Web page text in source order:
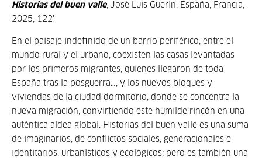
Historias del buen valle, José Luis Guerín, España, Francia,
2025, 122'
En el paisaje indefinido de un barrio periférico, entre el
mundo rural y el urbano, coexisten las casas levantadas
por los primeros migrantes, quienes llegaron de toda
España tras la posguerra…, y los nuevos bloques y
viviendas de la ciudad dormitorio, donde se concentra la
nueva migración, convirtiendo este humilde rincón en una
auténtica aldea global. Historias del buen valle es una suma
de imaginarios, de conflictos sociales, generacionales e
identitarios, urbanísticos y ecológicos; pero es también una